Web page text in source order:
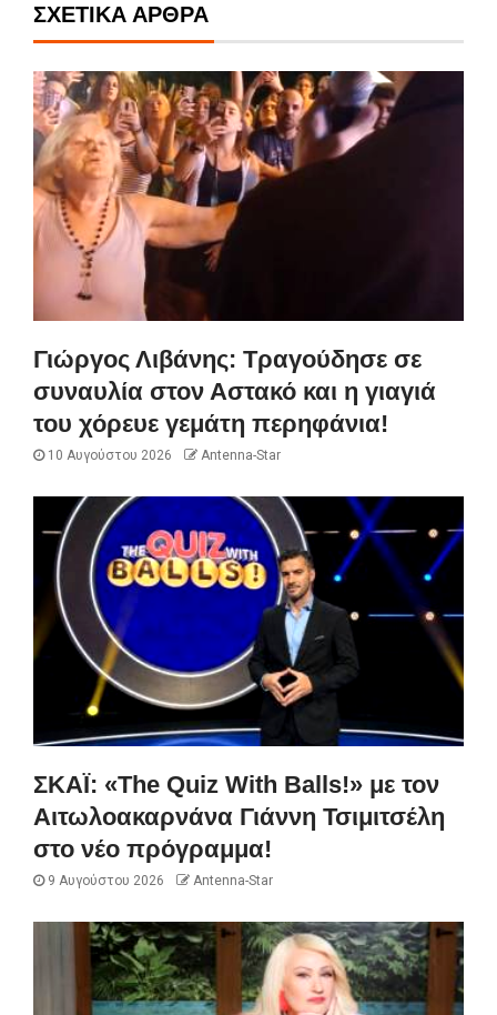
ΣΧΕΤΙΚΆ ΆΡΘΡΑ
Γιώργος Λιβάνης: Τραγούδησε σε
συναυλία στον Αστακό και η γιαγιά
του χόρευε γεμάτη περηφάνια!
10 Αυγούστου 2026 Antenna-Star
ΣΚΑΪ: «The Quiz With Balls!» με τον
Αιτωλοακαρνάνα Γιάννη Τσιμιτσέλη
στο νέο πρόγραμμα!
9 Αυγούστου 2026 Antenna-Star